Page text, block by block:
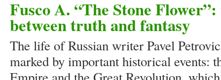
Fusco A. “The Stone
between truth and fantasy
The life of Russian writer Pavel
marked by important historical events: